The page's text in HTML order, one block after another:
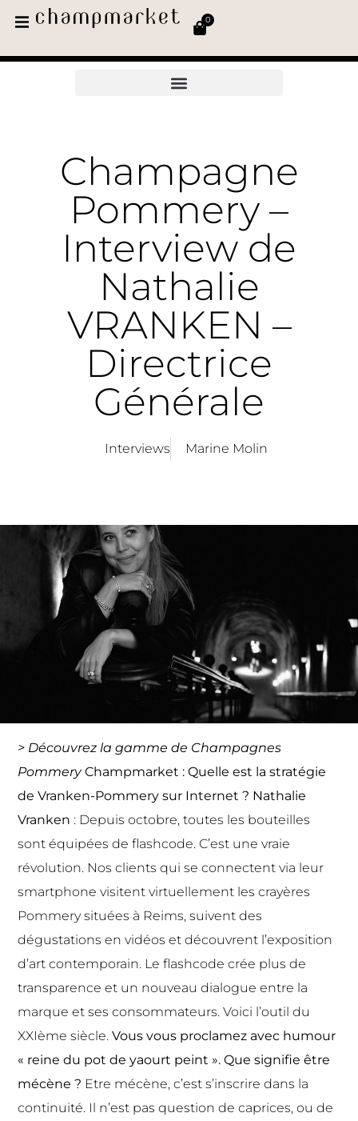
0
Champagne
Pommery –
Interview de
Nathalie
VRANKEN –
Directrice
Générale
Interviews Marine Molin
> Découvrez la gamme de Champagnes
Pommery Champmarket : Quelle est la stratégie
de Vranken-Pommery sur Internet ? Nathalie
Vranken : Depuis octobre, toutes les bouteilles
sont équipées de flashcode. C’est une vraie
révolution. Nos clients qui se connectent via leur
smartphone visitent virtuellement les crayères
Pommery situées à Reims, suivent des
dégustations en vidéos et découvrent l’exposition
d’art contemporain. Le flashcode crée plus de
transparence et un nouveau dialogue entre la
marque et ses consommateurs. Voici l’outil du
XXIème siècle.Vous vous proclamez avec humour
« reine du pot de yaourt peint ». Que signifie être
mécène ? Etre mécène, c’est s’inscrire dans la
continuité. Il n’est pas question de caprices, ou de